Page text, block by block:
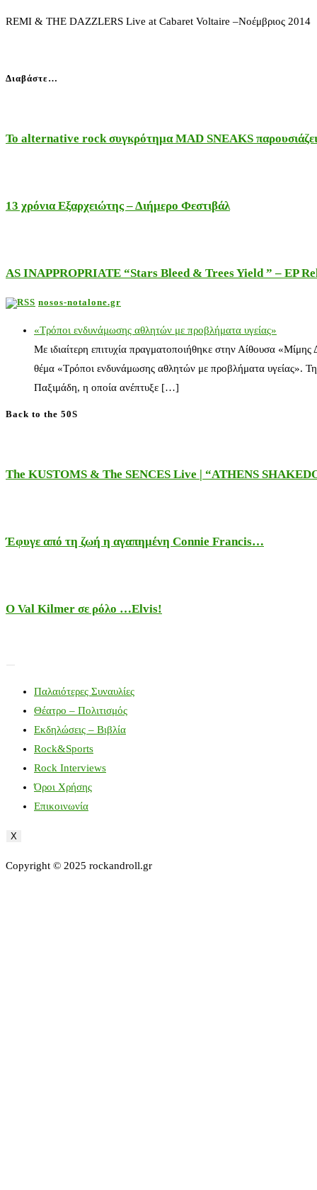
REMI & THE DAZZLERS Live at Cabaret Voltaire –Νοέμβριος 2014
Διαβάστε…
Το alternative rock συγκρότημα MAD SNEAKS
13 χρόνια Εξαρχειώτης – Διήμερο Φεστιβάλ
AS INAPPROPRIATE “Stars Bleed & Trees Yield ” – EP
nosos-notalone.gr
«Τρόποι ενδυνάμωσης αθλητών με προβλήματα υγείας»
Με ιδιαίτερη επιτυχία πραγματοποιήθηκε στην Αίθουσα
θέμα «Τρόποι ενδυνάμωσης αθλητών με προβλήματα υγείας».
Παξιμάδη, η οποία ανέπτυξε […]
Back to the 50S
The KUSTOMS & The SENCES Live | “ATHENS
Έφυγε από τη ζωή η αγαπημένη Connie Francis…
Ο Val Kilmer σε ρόλο …Elvis!
Παλαιότερες Συναυλίες
Θέατρο – Πολιτισμός
Εκδηλώσεις – Βιβλία
Rock&Sports
Rock Interviews
Όροι Χρήσης
Επικοινωνία
X
Copyright © 2025 rockandroll.gr